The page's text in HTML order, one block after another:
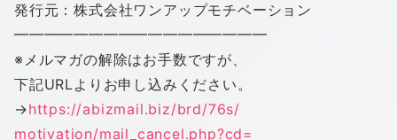
発行元：株式会社ワンアップモチベーション
━━━━━━━━━━━━━━━━━
※メルマガの解除はお手数ですが、
下記URLよりお申し込みください。
→https://abizmail.biz/brd/76s/
motivation/mail_cancel.php?cd=